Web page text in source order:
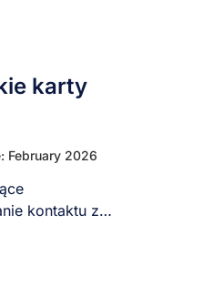
karty
February 2026
kontaktu z